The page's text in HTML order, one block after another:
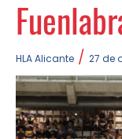
HLA Alicante / 27 de